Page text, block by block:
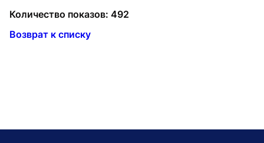
Количество показов: 492
Возврат к списку